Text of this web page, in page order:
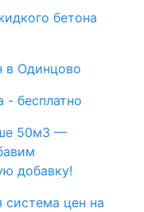
бетона
в Одинцово
- бесплатно
50м3 —
добавку!
система цен на